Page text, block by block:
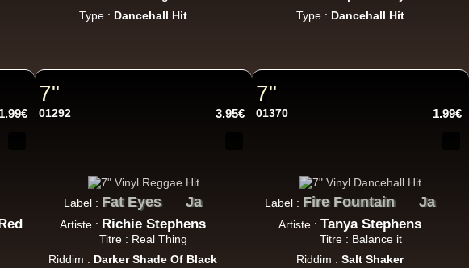
And Power
Tipper
Type : Dancehall Hit
Type : Dancehall Hit
1.99€
7"
01292 3.95€
Label : Fat Eyes Ja
Artiste : Richie Stephens
Titre : Real Thing
Riddim : Darker Shade Of Black
7"
01370 1.99€
Label : Fire Fountain Ja
Artiste :Tanya Stephens
Titre : Balance it
Riddim :Salt Shaker